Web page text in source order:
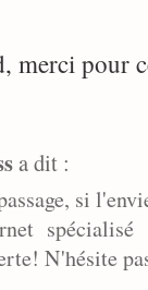
merci pour
a dit :
si
N'hésite